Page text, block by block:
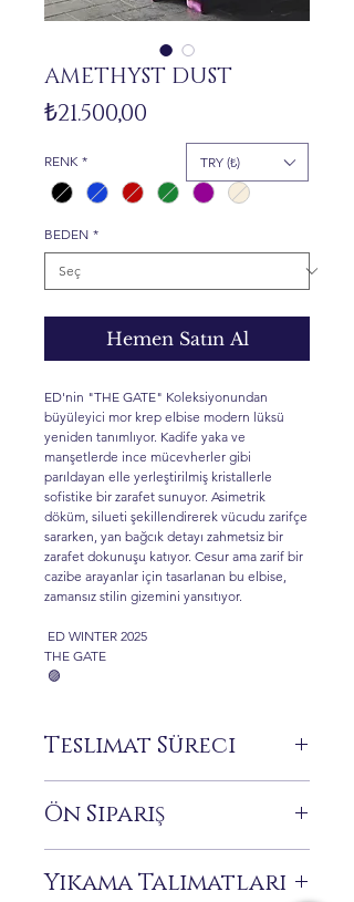
AMETHYST DUST
₺21.500,00
RENK *
BEDEN *
Hemen Satın Al
ED'nin "THE GATE" Koleksiyonundan
büyüleyici mor krep elbise modern lüksü
yeniden tanımlıyor. Kadife yaka ve
manşetlerde ince mücevherler gibi
parıldayan elle yerleştirilmiş kristallerle
sofistike bir zarafet sunuyor. Asimetrik
döküm, silueti şekillendirerek vücudu zarifçe
sararken, yan bağcık detayı zahmetsiz bir
zarafet dokunuşu katıyor. Cesur ama zarif bir
cazibe arayanlar için tasarlanan bu elbise,
zamansız stilin gizemini yansıtıyor.
ED WINTER 2025
THE GATE
🟣
Teslimat Süreci
Siparişiniz üzerine size özel üretilen ürünler
Siparişinizi vermeden önce 0 516 162 00
36 numaralı WhatsApp hattımızdan
Ön Sipariş
yapılır, tercihlerinize göre özel olarak
Yıkama Talimatları
TRY (₺)